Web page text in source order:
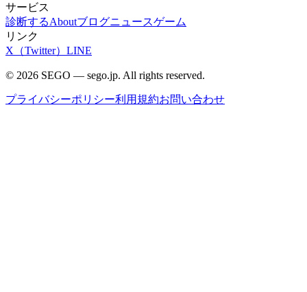
サービス
診断するAboutブログニュースゲーム
リンク
X（Twitter） LINE
© 2026 SEGO — sego.jp. All rights reserved.
プライバシーポリシー利用規約お問い合わせ